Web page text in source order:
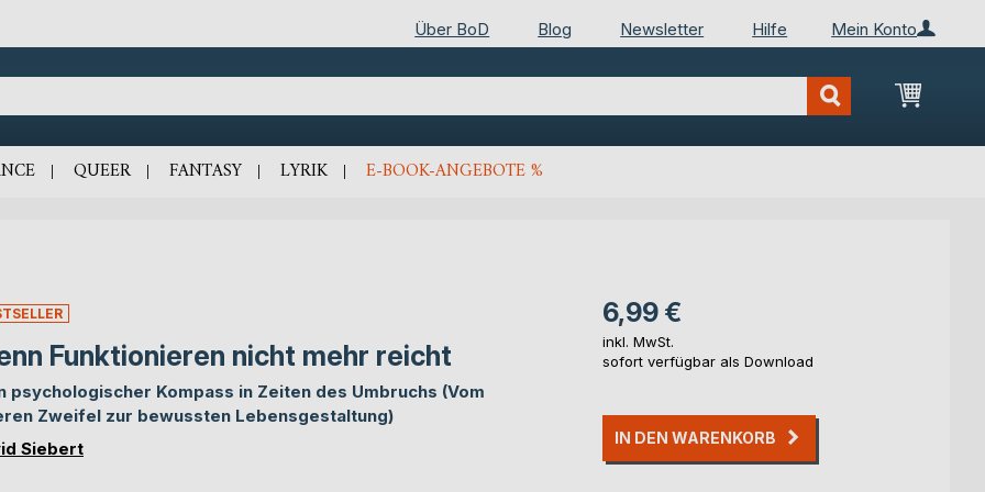
Mein Konto
Über BoD Blog Newsletter Hilfe
Mein
QUEER FANTASY LYRIK E-BOOK-ANGEBOTE %
Funktionieren nicht mehr reicht
psychologischer Kompass in Zeiten des Umbruchs (Vom
Zweifel zur bewussten Lebensgestaltung)
Siebert
6,99 €
inkl. MwSt.
sofort verfügbar als Download
IN DEN WARENKORB